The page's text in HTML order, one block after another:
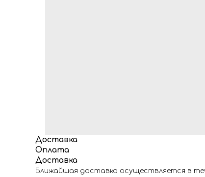
Доставка
Оплата
Доставка
Ближайшая доставка осуществляется в